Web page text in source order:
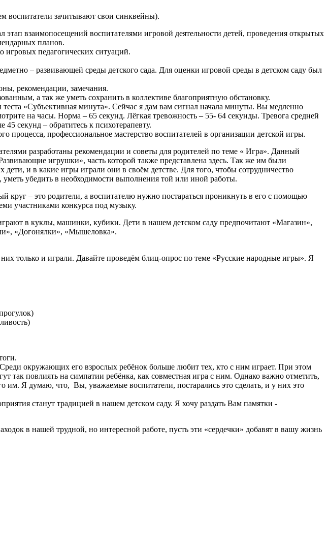
воспитатели зачитывают свои синквейны).
взаимопосещений воспитателями игровой деятельности детей, проведения открытых
планов.
педагогических ситуаций.
– развивающей среды детского сада. Для оценки игровой среды в детском саду был
рекомендации, замечания.
а так же уметь сохранить в коллективе благоприятную обстановку.
«Субъективная минута». Сейчас я дам вам сигнал начала минуты. Вы медленно
на часы. Норма – 65 секунд. Лёгкая тревожность – 55- 64 секунды. Тревога средней
секунд – обратитесь к психотерапевту.
профессиональное мастерство воспитателей в организации детской игры.
разработаны рекомендации и советы для родителей по теме « Игра». Данный
игрушки», часть которой также представлена здесь. Так же им были
и в какие игры играли они в своём детстве. Для того, чтобы сотрудничество
убедить в необходимости выполнения той или иной работы.
– это родители, а воспитателю нужно постараться проникнуть в его с помощью
участниками конкурса под музыку.
в куклы, машинки, кубики. Дети в нашем детском саду предпочитают «Магазин»,
«Догонялки», «Мышеловка».
только и играли. Давайте проведём блиц-опрос по теме «Русские народные игры». Я
окружающих его взрослых ребёнок больше любит тех, кто с ним играет. При этом
так повлиять на симпатии ребёнка, как совместная игра с ним. Однако важно отметить,
им. Я думаю, что, Вы, уважаемые воспитатели, постарались это сделать, и у них это
станут традицией в нашем детском саду. Я хочу раздать Вам памятки -
в нашей трудной, но интересной работе, пусть эти «сердечки» добавят в вашу жизнь